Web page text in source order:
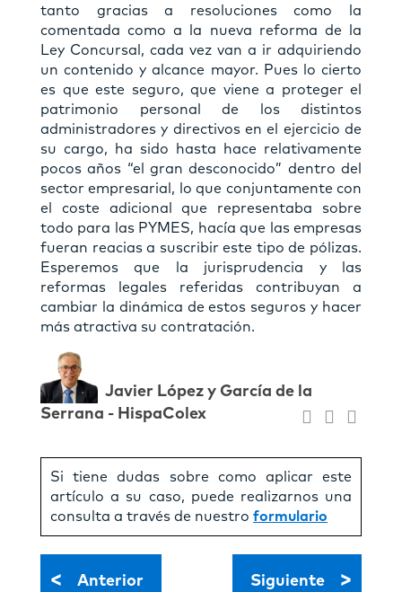
tanto gracias a resoluciones como la
comentada como a la nueva reforma de la
Ley Concursal, cada vez van a ir adquiriendo
un contenido y alcance mayor. Pues lo cierto
es que este seguro, que viene a proteger el
patrimonio personal de los distintos
administradores y directivos en el ejercicio de
su cargo, ha sido hasta hace relativamente
pocos años “el gran desconocido” dentro del
sector empresarial, lo que conjuntamente con
el coste adicional que representaba sobre
todo para las PYMES, hacía que las empresas
fueran reacias a suscribir este tipo de pólizas.
Esperemos que la jurisprudencia y las
reformas legales referidas contribuyan a
cambiar la dinámica de estos seguros y hacer
más atractiva su contratación.
Javier López y Garcí­a de la
Serrana - HispaColex
Si tiene dudas sobre como aplicar este
artículo a su caso, puede realizarnos una
consulta a través de nuestro formulario
< Anterior Siguiente >